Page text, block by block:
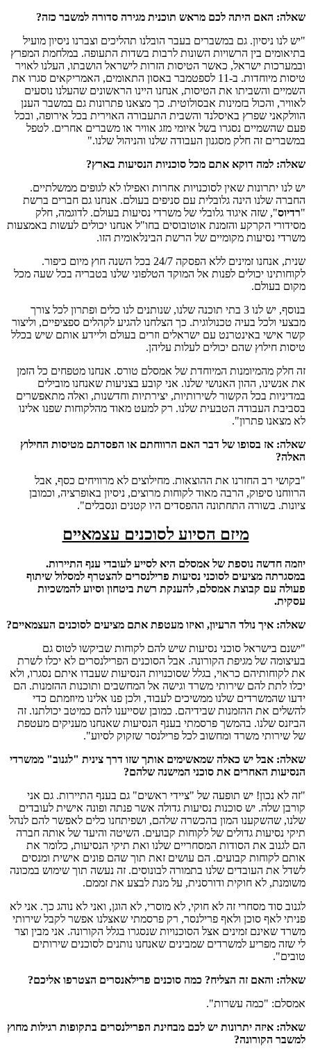
שאלה: האם היתה לכם מראש תוכנית מגירה סדורה למשבר כזה?
"יש לנו ניסיון. גם במשברים בעבר הובלנו תהליכים וצברנו ניסיון מועיל
בתיאומים בין הרשויות השונות לרבות בשדות התעופה. במלחמת המפרץ
ובמערכות ישראל, כאשר הטיסות הזרות לישראל הושבתו, העלנו לאויר
טיסות מיוחדות. ב-11 לספטמבר באסון התאומים, האמריקאים סגרו את
השמיים והשביתו את הטיסות, אנחנו היינו הראשונים שהעלנו נוסעים
לאוויר, והכול בזמינות אבסולוטית. כך מצאנו פתרונות גם במשבר הענן
הוולקאני שפרץ באיסלנד והשבית התעבורה האוירית בכל אירופה, ובכל
פעם שהשמיים נסגרו בשל איומי מזג אוויר או משברים אחרים. לטפל
במשברים זה חלק מסגנון העבודה שלנו והניהול שלנו."
שאלה: למה דוקא אתם מכל סוכניות הנסיעות בארץ?
יש לנו יתרונות שאין לסוכנויות אחרות ואפילו לא לגופים ממשלתיים.
החברה שלנו הינה גלובלית עם סניפים בעולם. אנחנו גם חברים ברשת
"רדיוס", שזה איגוד גלובלי של משרדי נסיעות בעולם. לדוגמה, חלק
מסידורי הקרקע והזמנת אוטובוסים בחו"ל אנחנו יכולים לעשות באמצעות
משרדי נסיעות מקומיים של הרשת הבינלאומית הזו.
שנית, אנחנו זמינים ללא הפסקה 24/7 בכל השנה חוץ מיום כיפור.
לקוחותינו יכולים לפנות אל המוקד הטלפוני שלנו בטבריה בכל שעה מכל
מקום בעולם.
בנוסף, יש לנו 3 בתי תוכנה שלנו, שנותנים לנו כלים ופתרון לכל צורך
מבצעי ולכל בעיה טכנולוגית. כך הצלחנו להגיע לקהלים ספציפיים, וליצור
קשר אישי באינטרנט עם ישראלים וזרים בעולם וליידע אותם שיש בכלל
טיסות חילוץ שהם יכולים לעלות עליהן.
זה חלק מהמיומנות המיוחדת של אמסלם טורס. אנחנו מטפחים כל הזמן
את אנשינו, ההון האנושי שלנו. אני קובע בצניעות שאנחנו מובילים
במדיניות בכל הקשור לשירותיות, יצירתיות וחדשנות, ואלה מתאפשרים
בסביבת העבודה הטבעית שלנו. רק למעט מאוד מהלקוחות שפנו אלינו
לא מצאנו פתרון".
שאלה: אז בסופו של דבר האם הרווחתם או הפסדתם מטיסות החילוץ
האלה?
"בקושי רב החזרנו את ההוצאות. מחילוצים לא מרוויחים כסף, אבל
הרווחנו סיפוק, הרבה מאוד לקוחות מרוצים, ניסיון באופרציה, וכמובן
ציונות. בשורה התחתונה ההפסדים היו קטנים ונסבלים".
מיזם הסיוע לסוכנים עצמאיים
יוזמה חדשה נוספת של אמסלם היא לסייע לעובדי ענף התיירות.
במסגרתה מציעים לסוכני נסיעות פרילנסרים להצטרף למסלול שיתוף
פעולה עם קבוצת אמסלם, להענקת רשת ביטחון וסיוע להמשכיות
עסקית.
שאלה: איך נולד הרעיון, ואיזו מעטפת אתם מציעים לסוכנים העצמאיים?
"ישנם בישראל סוכני נסיעות שיש להם לקוחות שביקשו לטוס גם
בעיצומה של מגיפת הקורונה. אבל הסוכנים הפרילנסרים לא יכלו לשרת
את לקוחותיהם כראוי, בגלל שסוכנויות הנסיעות שעבדו איתם נסגרו, ולא
יכלו לתת להם שירותי משרד וגישה אל המחשבים ותוכנות ההזמנות. הם
ידעו שהמשרדים שלנו ממשיכים לעבוד, ולכן פנו אלינו מיוזמתם כדי
להשלים את ההזמנות שבידיהם. כמובן שסייענו להם כמיטב יכולתנו. זה
הביזנס שלנו. בהמשך פרסמתי בענף הנסיעות שאנחנו מעניקים מעטפת
של שירותי משרד ומחשוב לכל פרילנסר שזקוק לסיוע".
שאלה: אבל יש כאלה שמאשימים אותך שזו דרך צינית "לגנוב" ממשרדי
הנסיעות האחרים את סוכני המישנה שלהם?
"זה לא נכון! יש תופעה של "ציידי ראשים" גם בענף התיירות. גם אני
קורבן שלה. יש סוכנות נסיעות גדולה אשר פנתה ופונה אישית לעובדים
שלנו, שהשקענו המון בהכשרה שלהם, ושפיתחנו כלים לאפשר להם לנהל
תיקי נסיעות גדולים של לקוחות קבועים. השיטה והיעד של אותה חברה
הם לגנוב את הסודות המסחריים שלנו ואת תיקי הנסיעות, כלומר את
אותם לקוחות קבועים. הם עושים זאת תוך שהם פונים אישית ומנסים
לשדל את העובדים שלנו בתמורה לבונוסים. זה נעשה תוך שימוש במכונה
משומנת, לא חוקית ודורסנית, על מנת לבצע את זממם.
לגנוב סוד מסחרי זה לא חוקי, לא מוסרי, לא הוגן, ואני לא נוהג כך. אני לא
פניתי לאף סוכן ולאף פרילנסר, רק פרסמתי שאצלנו אפשר לקבל שירותי
משרד שאינם זמינים אצל הסוכנויות שנסגרו בגלל הקורונה. אני מבין וצר
לי שזה מפריע למשרדים שמבינים שאנחנו נותנים לסוכנים שירותים
טובים".
שאלה: והאם זה הצליח? כמה סוכנים פרילאנסרים הצטרפו אליכם?
אמסלם: "כמה עשרות".
שאלה: איזה יתרונות יש לכם מבחינת הפרילנסרים בתקופות רגילות מחוץ
למשבר הקורונה?